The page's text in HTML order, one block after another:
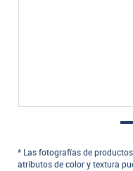
* Las fotografías de
atributos de color y textura